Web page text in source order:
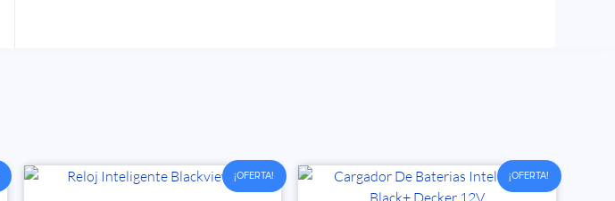
¡OFERTA! ¡OFERTA!